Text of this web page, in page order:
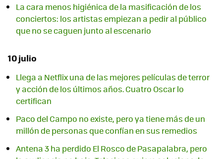
La cara menos higiénica de la masificación de los
conciertos: los artistas empiezan a pedir al público
que no se caguen junto al escenario
10 julio
Llega a Netflix una de las mejores películas de terror
y acción de los últimos años. Cuatro Oscar lo
certifican
Paco del Campo no existe, pero ya tiene más de un
millón de personas que confían en sus remedios
Antena 3 ha perdido El Rosco de Pasapalabra, pero